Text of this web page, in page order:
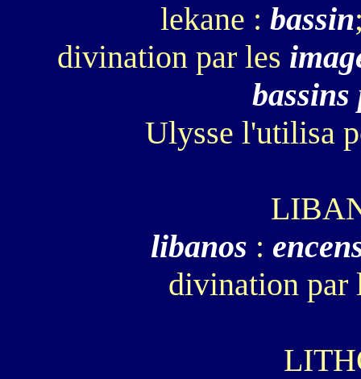
lekane : bassin
divination par les
Ulysse l'utilisa
libanos :
divination par